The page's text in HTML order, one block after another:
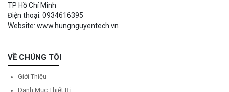
TP Hồ Chí Minh
Điện thoại: 0934616395
Website: www.hungnguyentech.vn
VỀ CHÚNG TÔI
Giới Thiệu
Danh Mục Thiết Bị